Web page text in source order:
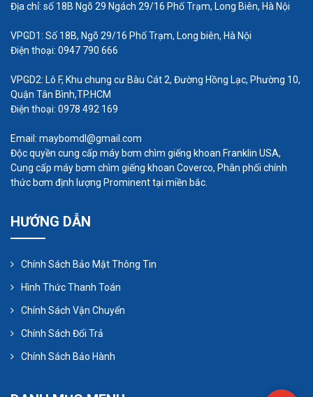
trường khắc nghiệt
Số lượng các máy bơm định lượng Milton Roy
sử dụng trên thế giới nhiều nhất hiện nay,
nhiều hơn cả Blue White hay Pulsafeeder
Vật liệu chế tạo đa dạng
Milton Roy đạt chứng nhận ISO 9001 từ năm
1994 và gần đây là ISO 14001, OHSAS 18001.
Bơm định lượng của Mỹ FTI
Địa chỉ: số 18B Ngõ 29 Ngách 29/16 Phố Trạm, Long Biên, Hà Nội
VPGD1: Số 18B, Ngõ 29/16 Phố Trạm, Long biên, Hà Nội
Điện thoại: 0947 790 666
VPGD2: Lô F, Khu chung cư Bàu Cát 2, Đường Hồng Lạc, Phường 10,
Quận Tân Bình,TP.HCM
Điện thoại: 0978 492 169
Email: maybomdl@gmail.com
Độc quyền cung cấp máy bơm chìm giếng khoan Franklin USA,
Cung cấp máy bơm chìm giếng khoan Coverco, Phân phối chính
thức bơm định lượng Prominent tại miền bắc.
HƯỚNG DẪN
Chính Sách Bảo Mật Thông Tin
Hình Thức Thanh Toán
Chính Sách Vận Chuyển
Chính Sách Đổi Trả
Chính Sách Bảo Hành